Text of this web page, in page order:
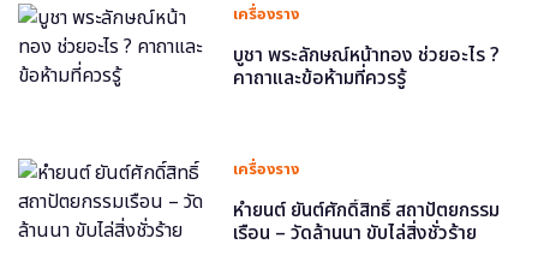
เครื่องราง
บูชา พระลักษณ์หน้าทอง ช่วยอะไร ?
คาถาและข้อห้ามที่ควรรู้
เครื่องราง
หำยนต์ ยันต์ศักดิ์สิทธิ์ สถาปัตยกรรม
เรือน – วัดล้านนา ขับไล่สิ่งชั่วร้าย